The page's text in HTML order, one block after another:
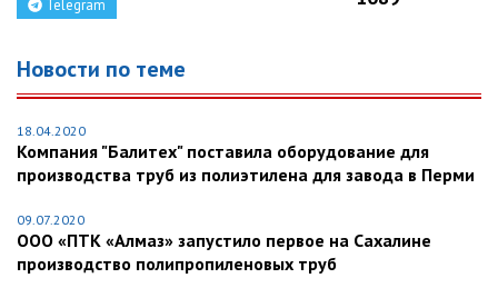
Telegram
Новости по теме
18.04.2020
Компания "Балитех" поставила оборудование для
производства труб из полиэтилена для завода в Перми
09.07.2020
ООО «ПТК «Алмаз» запустило первое на Сахалине
производство полипропиленовых труб